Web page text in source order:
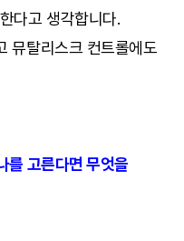
다고 생각합니다.
뮤탈리스크 컨트롤에도
를 고른다면 무엇을